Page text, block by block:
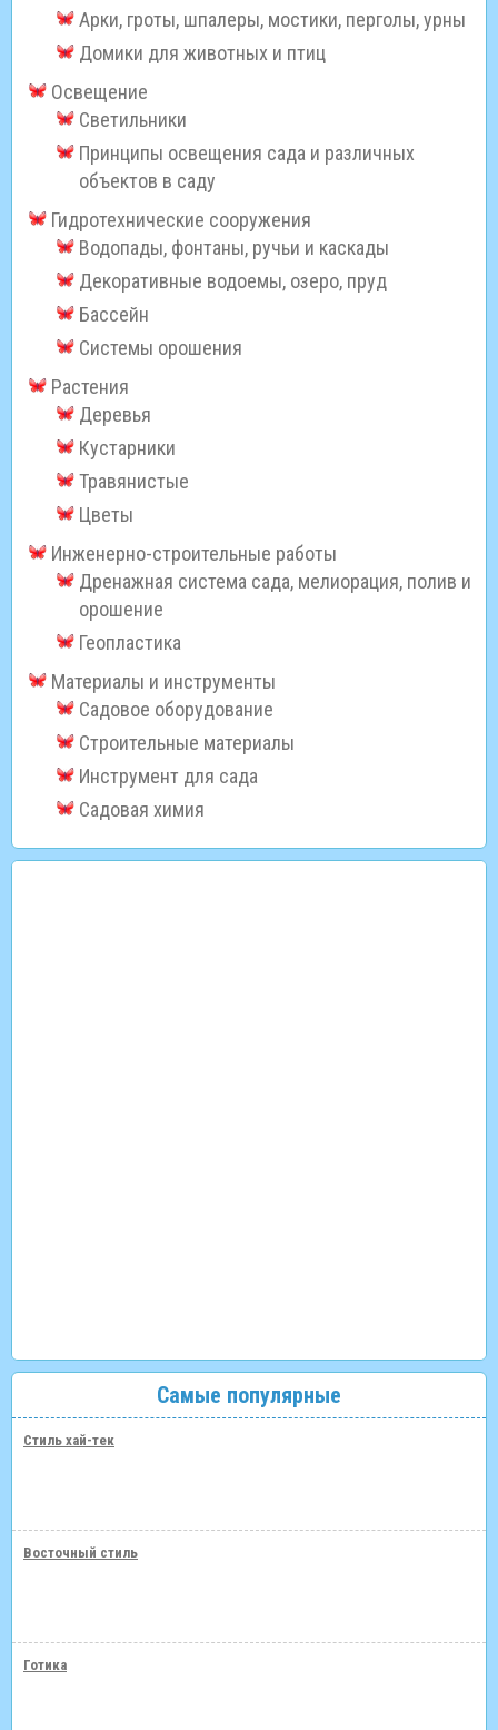
Арки, гроты, шпалеры, мостики, перголы, урны
Домики для животных и птиц
Освещение
Светильники
Принципы освещения сада и различных
объектов в саду
Гидротехнические сооружения
Водопады, фонтаны, ручьи и каскады
Декоративные водоемы, озеро, пруд
Бассейн
Системы орошения
Растения
Деревья
Кустарники
Травянистые
Цветы
Инженерно-строительные работы
Дренажная система сада, мелиорация, полив и
орошение
Геопластика
Материалы и инструменты
Садовое оборудование
Строительные материалы
Инструмент для сада
Садовая химия
Самые популярные
Стиль хай-тек
Восточный стиль
Готика